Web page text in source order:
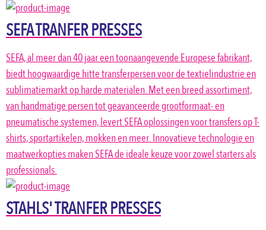
SEFA TRANFER PRESSES
SEFA, al meer dan 40 jaar een toonaangevende Europese fabrikant,
biedt hoogwaardige hitte transferpersen voor de textielindustrie en
sublimatiemarkt op harde materialen. Met een breed assortiment,
van handmatige persen tot geavanceerde grootformaat- en
pneumatische systemen, levert SEFA oplossingen voor transfers op T-
shirts, sportartikelen, mokken en meer. Innovatieve technologie en
maatwerkopties maken SEFA de ideale keuze voor zowel starters als
professionals.
STAHLS' TRANFER PRESSES